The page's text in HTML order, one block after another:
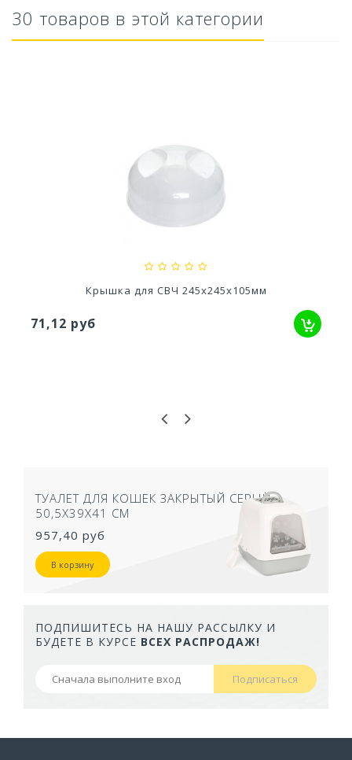
30 товаров в этой категории
Крышка для СВЧ 245х245х105мм
71,12 руб
ТУАЛЕТ ДЛЯ КОШЕК ЗАКРЫТЫЙ СЕРЫЙ
50,5Х39Х41 СМ
957,40 руб
В корзину
ПОДПИШИТЕСЬ НА НАШУ РАССЫЛКУ И
БУДЕТЕ В КУРСЕ ВСЕХ РАСПРОДАЖ!
Подписаться